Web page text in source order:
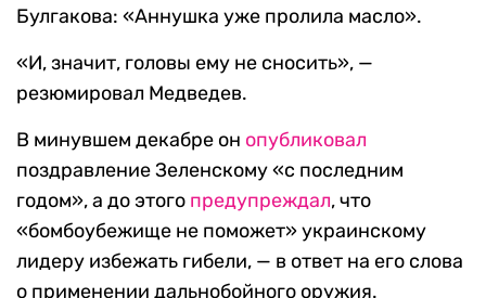
Булгакова: «Аннушка уже пролила масло».
«И, значит, головы ему не сносить», —
резюмировал Медведев.
В минувшем декабре он опубликовал
поздравление Зеленскому «с последним
годом», а до этого предупреждал, что
«бомбоубежище не поможет» украинскому
лидеру избежать гибели, — в ответ на его слова
о применении дальнобойного оружия.